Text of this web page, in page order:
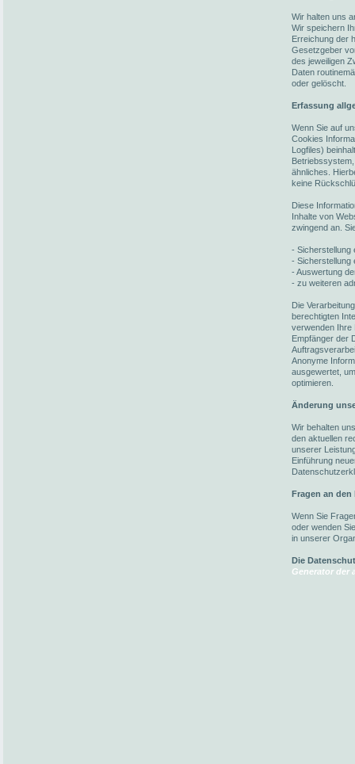
Wir halten uns
Wir speichern
Erreichung der
Gesetzgeber
des jeweiligen
Daten
oder gelöscht.
Erfassung
Wenn Sie auf
Cookies
Logfiles)
ähnliches.
keine
Diese
Inhalte von
zwingend an.
- Sicherstellung
- Sicherstellung
- Auswertung
- zu weiteren
Die
berechtigten
verwenden Ihre
Empfänger der
Anonyme
ausgewertet,
optimieren.
Änderung
Wir behalten
den aktuellen
unserer
Einführung
Fragen an
Wenn Sie
oder wenden
in unserer
Die
Generator der